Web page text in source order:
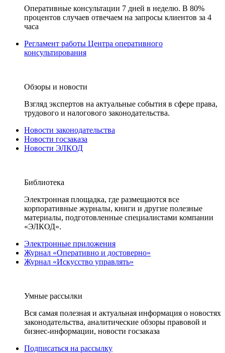
Оперативные консультации 7 дней в неделю. В 80%
процентов случаев отвечаем на запросы клиентов за 4
часа
Регламент работы Центра оперативного
консультирования
Обзоры и новости
Взгляд экспертов на актуальные события в сфере права,
трудового и налогового законодательства.
Новости законодательства
Новости госзаказа
Новости ЭЛКОД
Библиотека
Электронная площадка, где размещаются все
корпоративные журналы, книги и другие полезные
материалы, подготовленные специалистами компании
«ЭЛКОД».
Электронные приложения
Журнал «Оперативно и достоверно»
Журнал «Искусство управлять»
Умные рассылки
Вся самая полезная и актуальная информация о новостях
законодательства, аналитические обзоры правовой и
бизнес-информации, новости госзаказа
Подписаться на рассылку